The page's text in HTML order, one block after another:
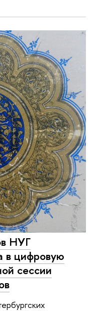
НУГ
в цифровую
сессии